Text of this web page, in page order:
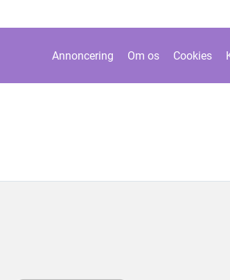
Annoncering Om os Cookies